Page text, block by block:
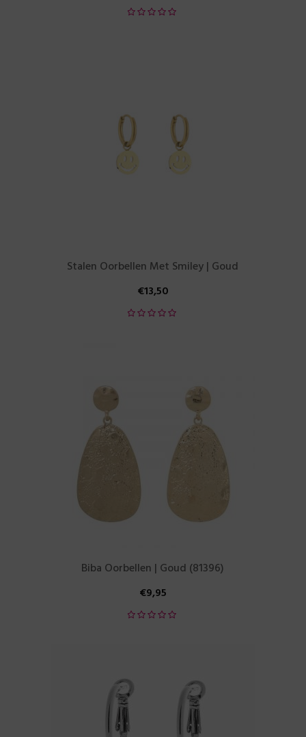
Stalen Oorbellen Met Smiley | Goud
€13,50
Biba Oorbellen | Goud (81396)
€9,95